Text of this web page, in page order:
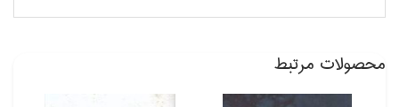
محصولات مرتبط